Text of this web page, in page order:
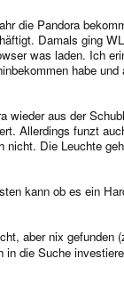
die Pandora
Damals ging
was laden. Ich
habe
wieder aus der
Allerdings funzt
nicht. Die Leuchte
kann ob es ein
aber nix gefunden
in die Suche